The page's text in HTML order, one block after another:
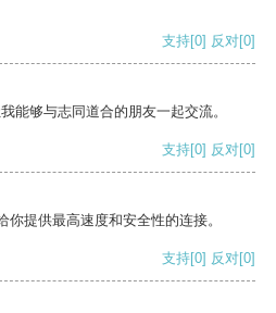
支持[0] 反对[0]
能够与志同道合的朋友一起交流。
支持[0] 反对[0]
提供最高速度和安全性的连接。
支持[0] 反对[0]